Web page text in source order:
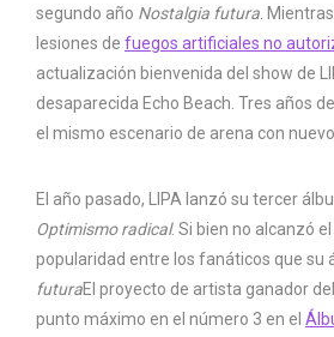
segundo año Nostalgia futura .
lesiones de fuegos artificiales no
actualización bienvenida del show de
desaparecida Echo Beach. Tres años
el mismo escenario de arena con nuevo
El año pasado, LIPA lanzó su tercer
Optimismo radical. Si bien no alcanzó
popularidad entre los fanáticos que su
futuraEl proyecto de artista ganador
punto máximo en el número 3 en el